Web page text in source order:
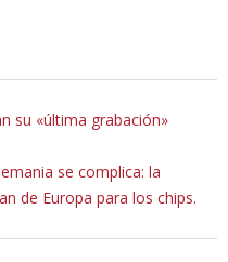
su «última grabación»
se complica: la
de Europa para los chips.